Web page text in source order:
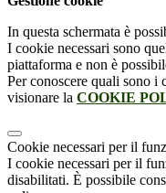
In questa schermata è
I cookie necessari sono
piattaforma e non è
Per conoscere quali sono i
visionare la COOKIE
Cookie necessari per il
I cookie necessari per il
disabilitati. È possibile